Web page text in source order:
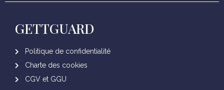
GETTGUARD
Politique de confidentialité
Charte des cookies
CGV et GGU